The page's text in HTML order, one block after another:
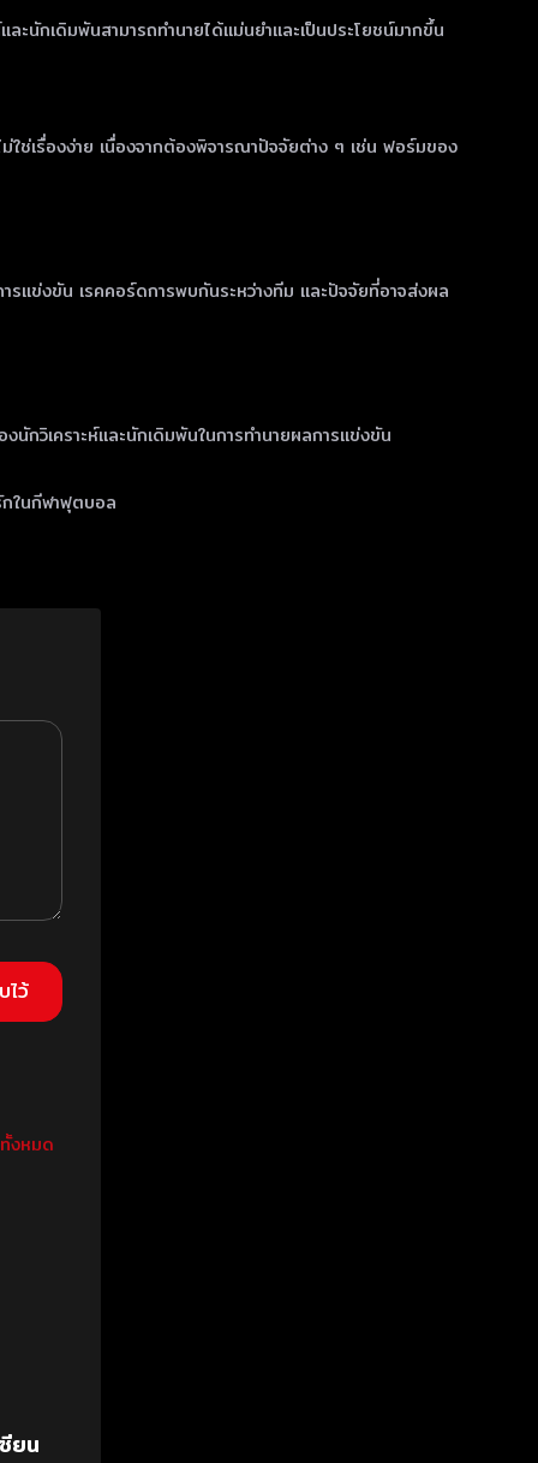
นักเดิมพันสามารถทำนายได้แม่นยำและเป็นประโยชน์มากขึ้น
ใช่เรื่องง่าย เนื่องจากต้องพิจารณาปัจจัยต่าง ๆ เช่น ฟอร์มของ
รแข่งขัน เรคคอร์ดการพบกันระหว่างทีม และปัจจัยที่อาจส่งผล
นักวิเคราะห์และนักเดิมพันในการทำนายผลการแข่งขัน
กในกีฬาฟุตบอล
งหมด
ยน